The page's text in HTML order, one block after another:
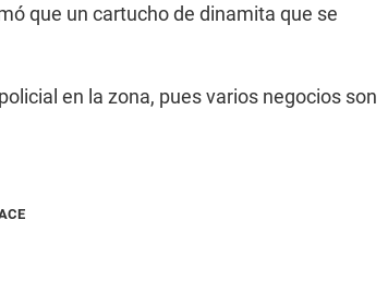
que un cartucho de dinamita que se
en la zona, pues varios negocios son